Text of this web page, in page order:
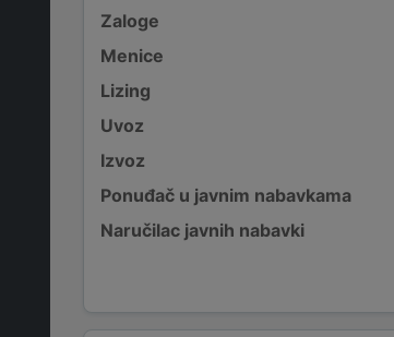
Zaloge
Menice
Lizing
Uvoz
Izvoz
Ponuđač u javnim nabavkama
Naručilac javnih nabavki